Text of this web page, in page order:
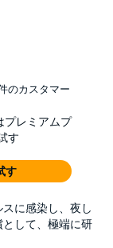
のカスタマー
プレミアムプ
す
す
に感染し、夜し
して、極端に研